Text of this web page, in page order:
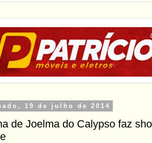
19 de julho de 2014
de Joelma do Calypso faz